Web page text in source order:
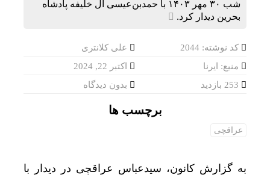
شب ۳۰ مهر ۱۴۰۳ با حمدبن‌عیسی آل خلیفه پادشاه
بحرین دیدار کرد.
کد نوشته: 2044
علی کلانتری
منبع: ایرنا
اکتبر 22, 2024
بدون دیدگاه
برچسب ها
عراقچی
به گزارش کانون، سیدعباس عراقچی در دیدار با